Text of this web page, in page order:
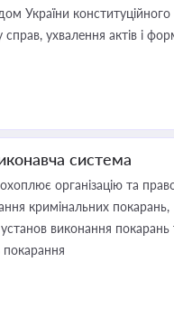
України конституційного
ухвалення актів і
система
організацію та
кримінальних покарань,
установ виконання покарань
покарання